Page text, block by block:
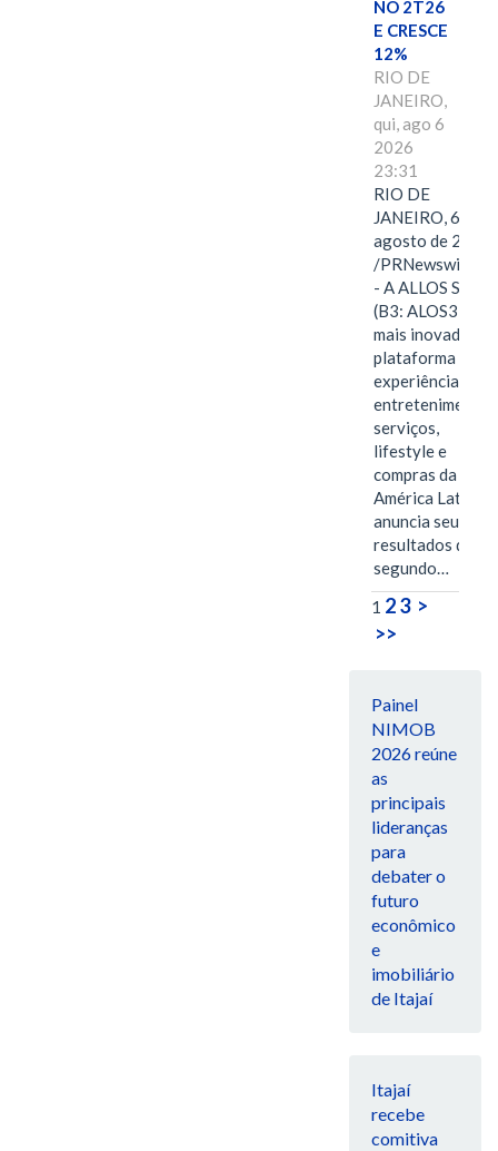
NO 2T26
E CRESCE
12%
RIO DE
JANEIRO,
qui, ago 6
2026
23:31
RIO DE
JANEIRO, 6 de
agosto de 2026
/PRNewswire/ -
- A ALLOS S.A.
(B3: ALOS3), a
mais inovadora
plataforma de
experiências,
entretenimento,
serviços,
lifestyle e
compras da
América Latina
anuncia seus
resultados do
segundo…
1 23 >
>>
Painel
NIMOB
2026 reúne
as
principais
lideranças
para
debater o
futuro
econômico
e
imobiliário
de Itajaí
Itajaí
recebe
comitiva